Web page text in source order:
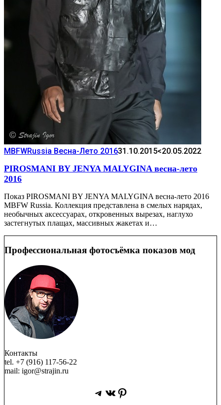
MBFWRussia Весна-Лето 201631.10.2015<20.05.2022
PIROSMANI BY JENYA MALYGINA весна-лето
2016
Показ PIROSMANI BY JENYA MALYGINA весна-лето 2016
MBFW Russia. Коллекция представлена в смелых нарядах,
необычных аксессуарах, откровенных вырезах, наглухо
застегнутых плащах, массивных жакетах и…
Профессиональная фотосъёмка показов мод
Контакты
tel. +7 (916) 117-56-22
mail: igor@strajin.ru
Telegram
ВКонтакте
Pinterest